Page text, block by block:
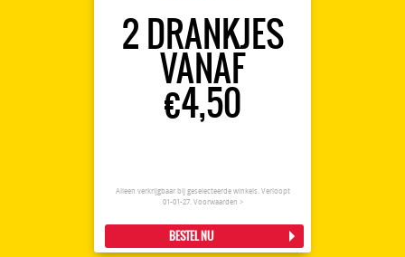
2 DRANKJES
VANAF
€4,50
Alleen verkrijgbaar bij geselecteerde winkels. Verloopt
01-01-27. Voorwaarden >
BESTEL NU